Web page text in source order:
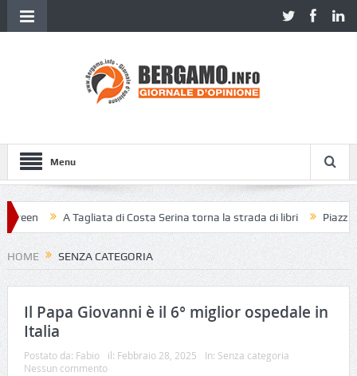
Menu
A Tagliata di Costa Serina torna la strada di libri Piazza
HOME SENZA CATEGORIA
Il Papa Giovanni è il 6° miglior ospedale in
Italia
Postato da: Fabio il: Febbraio 28, 2025 In: Senza categoria
Nessun commento